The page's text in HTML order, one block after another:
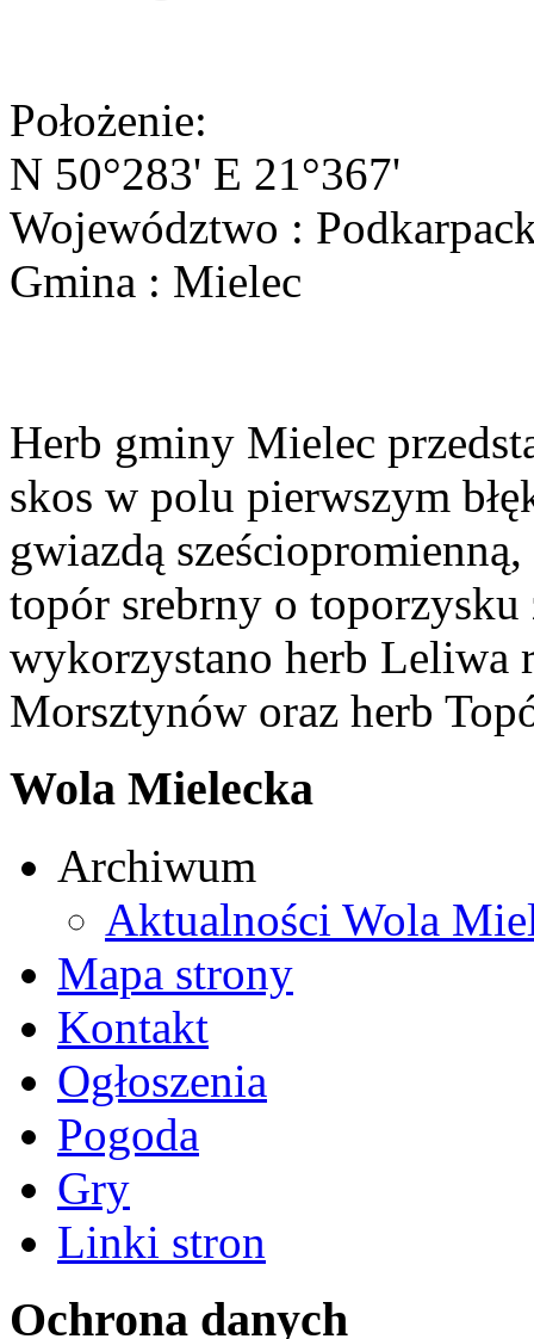
Położenie:
N 50°283' E 21°367'
Województwo :
Gmina : Mielec
Herb gminy Mielec
skos w polu pierwszym
gwiazdą
topór srebrny o
wykorzystano herb Leliwa
Morsztynów oraz herb
Wola Mielecka
Archiwum
Aktualności Wola
Mapa strony
Kontakt
Ogłoszenia
Pogoda
Gry
Linki stron
Ochrona danych